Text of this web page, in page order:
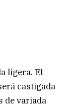
ligera. El
castigada
de variada